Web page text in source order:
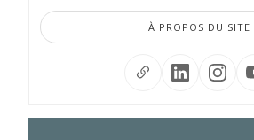
À PROPOS DU SITE